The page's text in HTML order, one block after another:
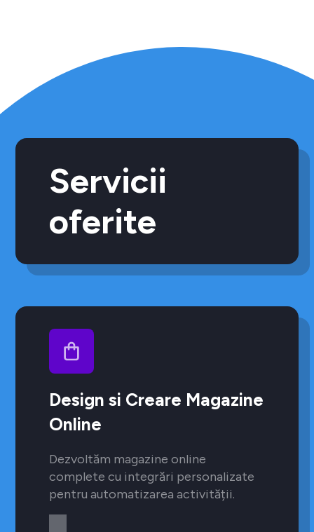
Servicii
oferite
Design si Creare Magazine
Online
Dezvoltăm magazine online
complete cu integrări personalizate
pentru automatizarea activității.